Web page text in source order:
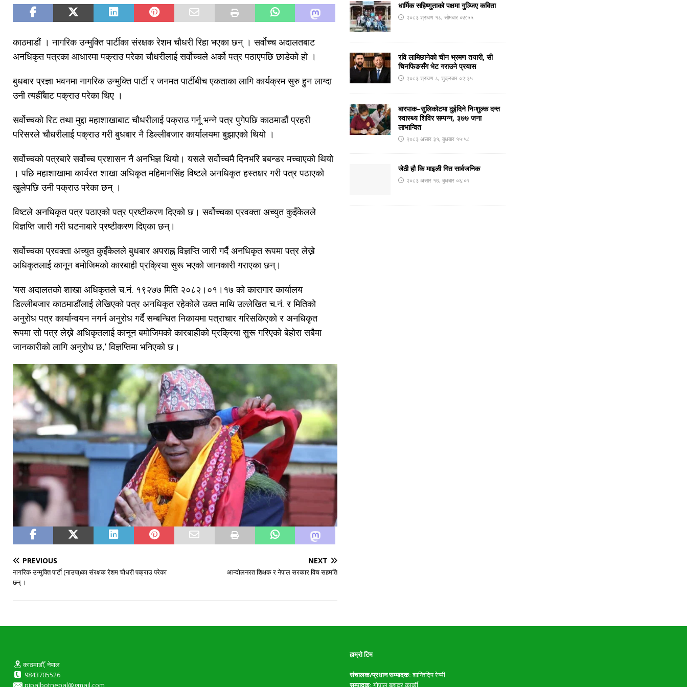
काठमाडौं । नागरिक उन्मुक्ति पार्टीका संरक्षक रेशम चौधरी रिहा भएका छन् । सर्वोच्च अदालतबाट
अनधिकृत पत्रका आधारमा पक्राउ परेका चौधरीलाई सर्वोच्चले अर्को पत्र पठाएपछि छाडेको हो ।
बुधबार प्रज्ञा भवनमा नागरिक उन्मुक्ति पार्टी र जनमत पार्टीबीच एकताका लागि कार्यक्रम सुरु हुन लाग्दा
उनी त्यहीँबाट पक्राउ परेका थिए ।
सर्वोच्चको रिट तथा मुद्दा महाशाखाबाट चौधरीलाई पक्राउ गर्नू भन्ने पत्र पुगेपछि काठमाडौं प्रहरी
परिसरले चौधरीलाई पक्राउ गरी बुधबार नै डिल्लीबजार कार्यालयमा बुझाएको थियो ।
सर्वोच्चको पत्रबारे सर्वोच्च प्रशासन नै अनभिज्ञ थियो। यसले सर्वोच्चमै दिनभरि बबन्डर मच्चाएको थियो
। पछि महाशाखामा कार्यरत शाखा अधिकृत महिमानसिंह विष्टले अनधिकृत हस्तक्षर गरी पत्र पठाएको
खुलेपछि उनी पक्राउ परेका छन् ।
विष्टले अनधिकृत पत्र पठाएको पत्र प्रष्टीकरण दिएको छ। सर्वोच्चका प्रवक्ता अच्युत कुइँकेलले
विज्ञप्ति जारी गरी घटनाबारे प्रष्टीकरण दिएका छन्।
सर्वोच्चका प्रवक्ता अच्युत कुइँकेलले बुधबार अपराह्न विज्ञप्ति जारी गर्दै अनधिकृत रूपमा पत्र लेख्ने
अधिकृतलाई कानून बमोजिमको कारबाही प्रक्रिया सुरू भएको जानकारी गराएका छन्।
‘यस अदालतको शाखा अधिकृतले च.नं. १९२७७ मिति २०८२।०१।१७ को कारागार कार्यालय
डिल्लीबजार काठमाडौंलाई लेखिएको पत्र अनधिकृत रहेकोले उक्त माथि उल्लेखित च.नं. र मितिको
अनुरोध पत्र कार्यान्वयन नगर्न अनुरोध गर्दै सम्बन्धित निकायमा पत्राचार गरिसकिएको र अनधिकृत
रूपमा सो पत्र लेख्ने अधिकृतलाई कानून बमोजिमको कारबाहीको प्रक्रिया सुरू गरिएको बेहोरा सबैमा
जानकारीको लागि अनुरोध छ,’ विज्ञप्तिमा भनिएको छ।
PREVIOUS
नागरिक उन्मुक्ति पार्टी (नाउपा)का संरक्षक रेशम चौधरी पक्राउ परेका
छन् ।
NEXT
आन्दोलनरत शिक्षक र नेपाल सरकार विच सहमति
धार्मिक सहिष्णुताको पक्षमा गुञ्जिए कविता
२०८३ श्रावण १८, सोमबार ०७:५५
रवि लामिछानेको चीन भ्रमण तयारी, सी
चिनफिङसँग भेट गराउने प्रयास
२०८३ श्रावण ८, शुक्रबार ०२:३५
बारपाक–सुलिकोटमा दुईदिने निःशुल्क दन्त
स्वास्थ्य शिविर सम्पन्न, ३७७ जना
लाभान्वित
२०८३ असार ३१, बुधबार १५:५८
जेठी हौ कि माइली गित सार्वजनिक
२०८३ असार १७, बुधबार ०६:०९
काठमाडौँ, नेपाल
9843705526
pipalbotnepal@gmail.com
हाम्रो टिम
संचालक/प्रधान सम्पादक:शान्तिदिप रेग्मी
सम्पादक:गोपाल बहादुर कार्की